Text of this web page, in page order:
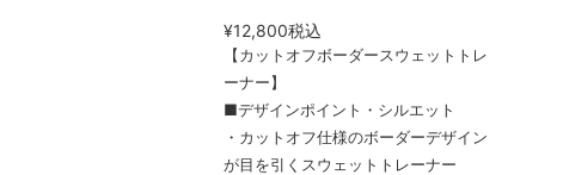
¥12,800税込
【カットオフボーダースウェットトレ
ーナー】
■デザインポイント・シルエット
・カットオフ仕様のボーダーデザイン
が目を引くスウェットトレーナー